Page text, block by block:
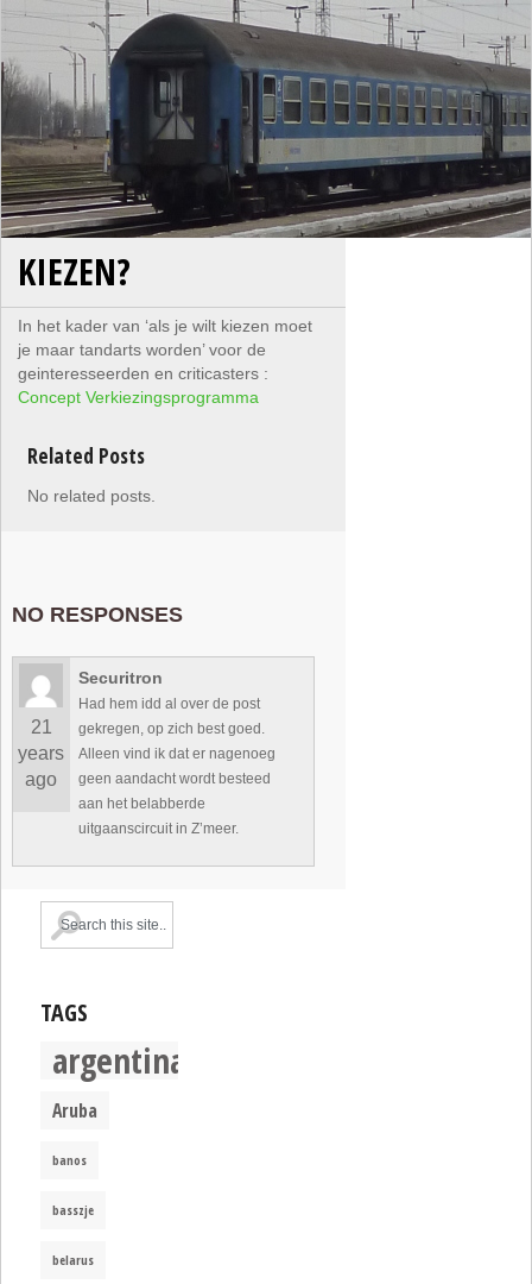
KIEZEN?
In het kader van ‘als je wilt kiezen moet
je maar tandarts worden’ voor de
geinteresseerden en criticasters :
Concept Verkiezingsprogramma
Related Posts
No related posts.
NO RESPONSES
21
years
ago
Securitron
Had hem idd al over de post
gekregen, op zich best goed.
Alleen vind ik dat er nagenoeg
geen aandacht wordt besteed
aan het belabberde
uitgaanscircuit in Z’meer.
TAGS
argentina
Aruba
banos
basszje
belarus